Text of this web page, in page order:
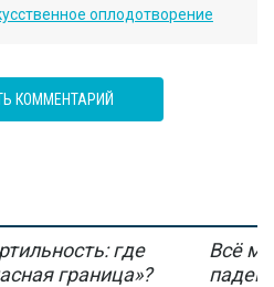
оплодотворение
КОММЕНТАРИЙ
где
граница»?
Всё